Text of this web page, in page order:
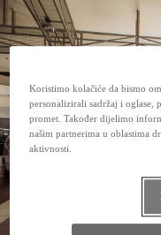
Koristimo kolačiće da bismo
personalizirali sadržaj i
promet. Također dijelimo
našim partnerima u oblastima
aktivnosti.